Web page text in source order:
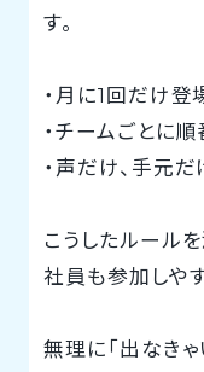
す。
・月に1回だけ登
・チームごとに
・声だけ、手元
こうしたルールを
社員も参加しやす
無理に「出なき